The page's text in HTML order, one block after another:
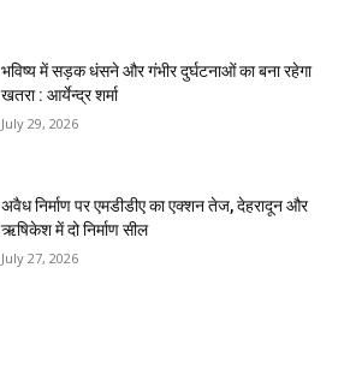
भविष्य में सड़क धंसने और गंभीर दुर्घटनाओं का बना रहेगा
खतरा : आर्येन्द्र शर्मा
July 29, 2026
अवैध निर्माण पर एमडीडीए का एक्शन तेज, देहरादून और
ऋषिकेश में दो निर्माण सील
July 27, 2026